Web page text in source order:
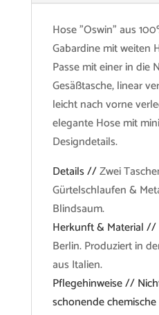
Hose "Oswin" aus
Gabardine mit weiten
Passe mit einer in die
Gesäßtasche, linear
leicht nach vorne
elegante Hose mit
Designdetails.
Details //Zwei
Gürtelschlaufen &
Blindsaum.
Herkunft & Material //
Berlin. Produziert in
aus Italien.
Pflegehinweise //
schonende